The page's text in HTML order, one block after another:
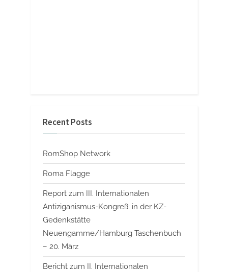
Recent Posts
RomShop Network
Roma Flagge
Report zum III. Internationalen
Antiziganismus-Kongreß: in der KZ-
Gedenkstätte
Neuengamme/Hamburg Taschenbuch
– 20. März
Bericht zum II. Internationalen